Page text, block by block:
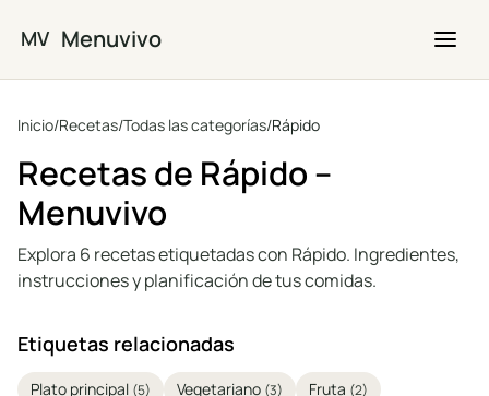
MV Menuvivo
Inicio/Recetas/Todas las categorías/Rápido
Recetas de Rápido –
Menuvivo
Explora 6 recetas etiquetadas con Rápido. Ingredientes,
instrucciones y planificación de tus comidas.
Etiquetas relacionadas
Plato principal (5) Vegetariano (3) Fruta (2)